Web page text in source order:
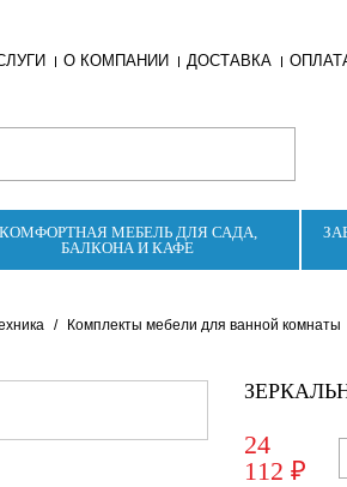
О КОМПАНИИ ДОСТАВКА
КОМФОРТНАЯ МЕБЕЛЬ ДЛЯ САДА,
БАЛКОНА И КАФЕ
/ Комплекты мебели для ванной комнаты
24
112 ₽